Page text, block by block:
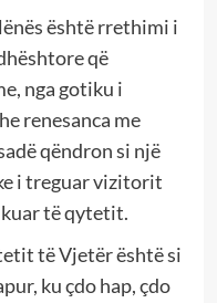
është rrethimi i
që
nga gotiku i
renesanca me
qëndron si një
i treguar vizitorit
të qytetit.
të Vjetër është si
ku çdo hap, çdo